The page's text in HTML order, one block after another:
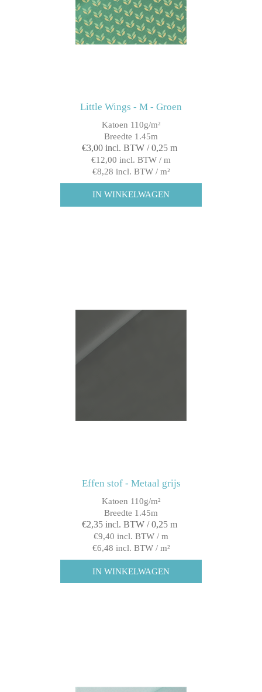
Little Wings - M - Groen
Katoen 110g/m²
Breedte 1.45m
€3,00 incl. BTW / 0,25 m
€12,00 incl. BTW / m
€8,28 incl. BTW / m²
Effen stof - Metaal grijs
Katoen 110g/m²
Breedte 1.45m
€2,35 incl. BTW / 0,25 m
€9,40 incl. BTW / m
€6,48 incl. BTW / m²